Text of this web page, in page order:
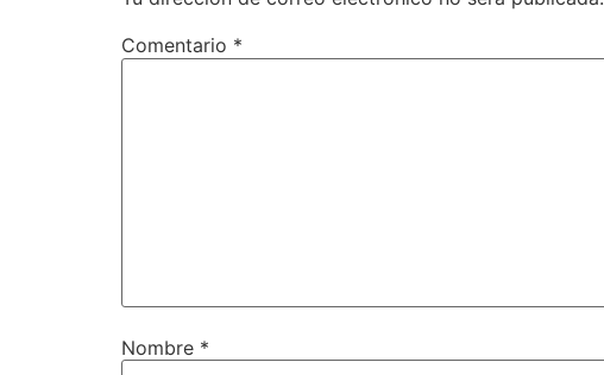
Comentario *
Nombre *